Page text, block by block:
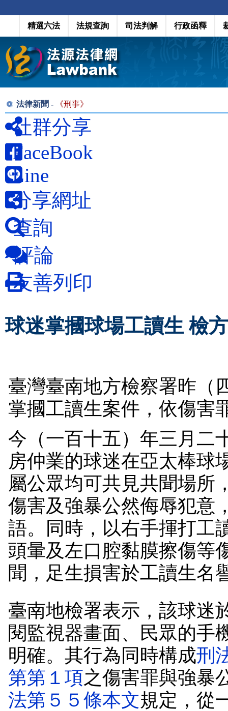
精選六法 法規查詢 司法判解 行政函釋
法律新聞 - 《刑事》
社群分享
FaceBook
Line
分享網址
查詢
評論
友善列印
球迷掌摑球場工讀生 檢
臺灣臺南地方檢察署昨（
掌摑工讀生案件，依傷害
今（一百十五）年三月二
房仲業的球迷在亞太棒球
屬公眾均可共見共聞場所
傷害及強暴公然侮辱犯意
語。同時，以右手揮打工
頭暈及左口腔黏膜擦傷等
聞，足生損害於工讀生名
臺南地檢署表示，該球迷
閱監視器畫面、民眾的手
明確。其行為同時構成刑
第第１項之傷害罪與強暴
法第５５條本文規定，從